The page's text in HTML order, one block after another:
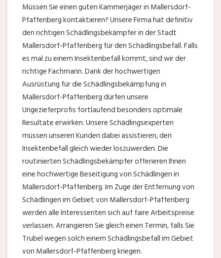
Müssen Sie einen guten Kammerjäger in Mallersdorf-
Pfaffenberg kontaktieren? Unsere Firma hat definitiv
den richtigen Schädlingsbekämpfer in der Stadt
Mallersdorf-Pfaffenberg für den Schädlingsbefall. Falls
es mal zu einem Insektenbefall kommt, sind wir der
richtige Fachmann. Dank der hochwertigen
Ausrüstung für die Schädlingsbekämpfung in
Mallersdorf-Pfaffenberg dürfen unsere
Ungezieferprofis fortlaufend besonders optimale
Resultate erwirken. Unsere Schädlingsexperten
müssen unseren Kunden dabei assistieren, den
Insektenbefall gleich wieder loszuwerden. Die
routinierten Schädlingsbekämpfer offerieren Ihnen
eine hochwertige Beseitigung von Schädlingen in
Mallersdorf-Pfaffenberg. Im Zuge der Entfernung von
Schädlingen im Gebiet von Mallersdorf-Pfaffenberg
werden alle Interessenten sich auf faire Arbeitspreise
verlassen. Arrangieren Sie gleich einen Termin, falls Sie
Trubel wegen solch einem Schädlingsbefall im Gebiet
von Mallersdorf-Pfaffenberg kriegen.